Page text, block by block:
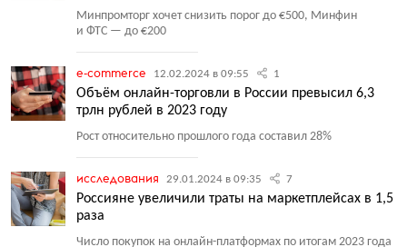
Минпромторг хочет снизить порог до €500, Минфин
и ФТС — до €200
e-commerce 12.02.2024 в 09:55 1
Объём онлайн-торговли в России превысил 6,3
трлн рублей в 2023 году
Рост относительно прошлого года составил 28%
исследования 29.01.2024 в 09:35 7
Россияне увеличили траты на маркетплейсах в 1,5
раза
Число покупок на онлайн-платформах по итогам 2023 года